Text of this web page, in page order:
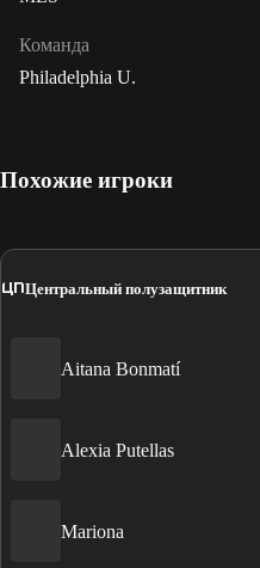
Команда
Philadelphia U.
Похожие игроки
ЦПЦентральный полузащитник
Aitana Bonmatí
Alexia Putellas
Mariona